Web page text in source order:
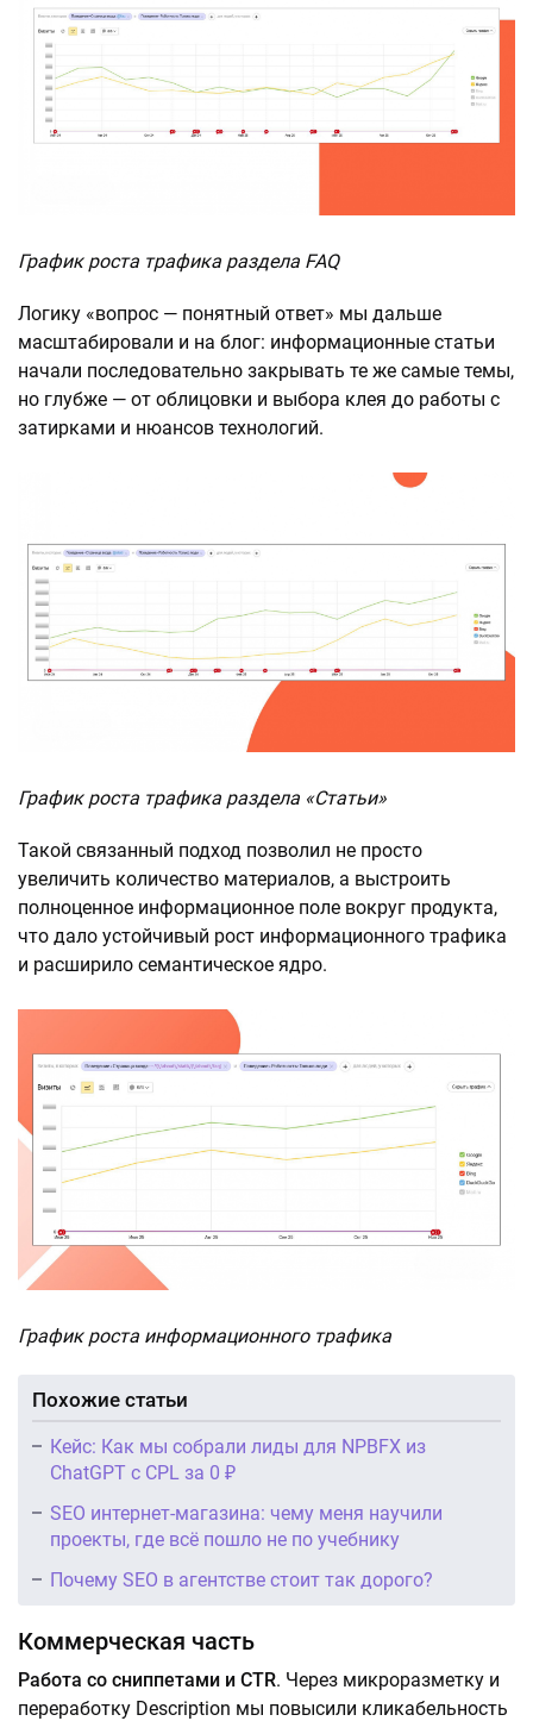
График роста трафика раздела FAQ
Логику «вопрос — понятный ответ» мы дальше
масштабировали и на блог: информационные статьи
начали последовательно закрывать те же самые темы,
но глубже — от облицовки и выбора клея до работы с
затирками и нюансов технологий.
График роста трафика раздела «Статьи»
Такой связанный подход позволил не просто
увеличить количество материалов, а выстроить
полноценное информационное поле вокруг продукта,
что дало устойчивый рост информационного трафика
и расширило семантическое ядро.
График роста информационного трафика
Похожие статьи
Кейс: Как мы собрали лиды для NPBFX из
ChatGPT с CPL за 0 ₽
SEO интернет-магазина: чему меня научили
проекты, где всё пошло не по учебнику
Почему SEO в агентстве стоит так дорого?
Коммерческая часть
Работа со сниппетами и CTR. Через микроразметку и
переработку Description мы повысили кликабельность